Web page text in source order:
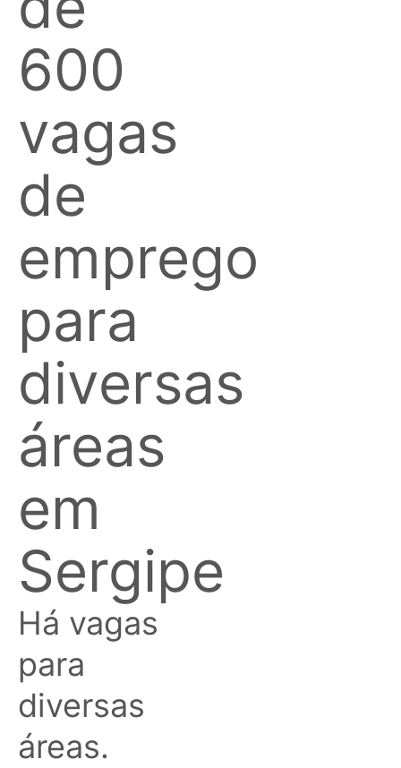
600
vagas
de
emprego
para
diversas
áreas
em
Sergipe
Há vagas
para
diversas
áreas.